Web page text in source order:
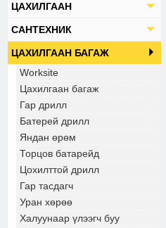
ЦАХИЛГААН
САНТЕХНИК
ЦАХИЛГААН БАГАЖ
Worksite
Цахилгаан багаж
Гар дрилл
Батерей дрилл
Яндан өрөм
Торцов батарейд
Цохилттой дрилл
Гар тасдагч
Уран хөрөө
Халуунаар үлээгч буу